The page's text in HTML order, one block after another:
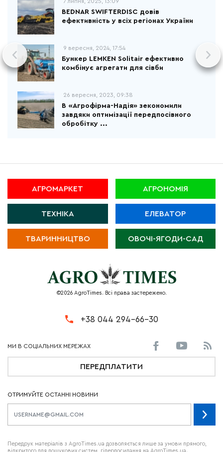
BEDNAR SWIFTERDISC довів
ефективність у всіх регіонах України
9 вересня, 2024, 17:54
Бункер LEMKEN Solitair ефективно
комбінує агрегати для сівби
26 вересня, 2023, 09:38
В «Агрофірма-Надія» зекономили
завдяки оптимізації передпосівного
обробітку ...
АГРОМАРКЕТ АГРОНОМІЯ
ТЕХНІКА ЕЛЕВАТОР
ТВАРИННИЦТВО ОВОЧІ-ЯГОДИ-САД
©2026 AgroTimes. Всі права застережено.
+38 044 294-66-30
ПЕРЕДПЛАТИТИ
ОТРИМУЙТЕ ОСТАННІ НОВИНИ
Передрук матеріалів з AgroTimes.ua дозволяється лише за умови прямого,
відкритого для пошукових систем, гіперпосилання на AgroTimes.ua.